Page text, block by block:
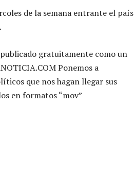
de la semana entrante el país
gratuitamente como un
Ponemos a
que nos hagan llegar sus
en formatos “mov”